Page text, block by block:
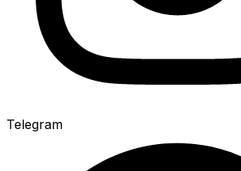
Telegram